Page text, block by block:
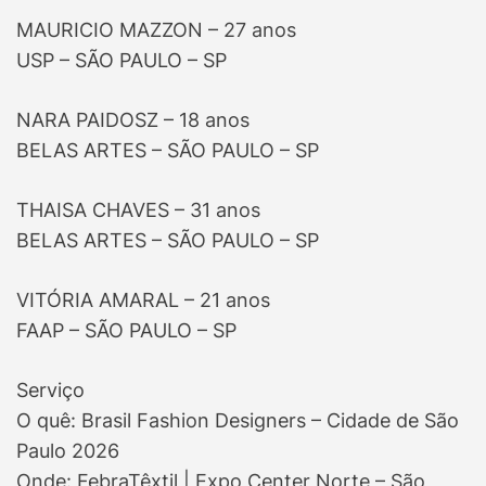
MAURICIO MAZZON – 27 anos
USP – SÃO PAULO – SP
NARA PAIDOSZ – 18 anos
BELAS ARTES – SÃO PAULO – SP
THAISA CHAVES – 31 anos
BELAS ARTES – SÃO PAULO – SP
VITÓRIA AMARAL – 21 anos
FAAP – SÃO PAULO – SP
Serviço
O quê: Brasil Fashion Designers – Cidade de São
Paulo 2026
Onde: FebraTêxtil | Expo Center Norte – São